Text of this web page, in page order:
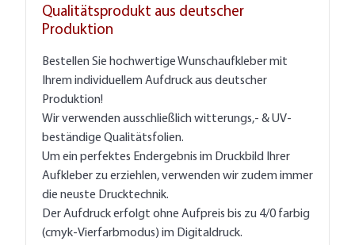
Qualitätsprodukt aus deutscher
Produktion
Bestellen Sie hochwertige Wunschaufkleber mit
Ihrem individuellem Aufdruck aus deutscher
Produktion!
Wir verwenden ausschließlich witterungs,- & UV-
beständige Qualitätsfolien.
Um ein perfektes Endergebnis im Druckbild Ihrer
Aufkleber zu erziehlen, verwenden wir zudem immer
die neuste Drucktechnik.
Der Aufdruck erfolgt ohne Aufpreis bis zu 4/0 farbig
(cmyk-Vierfarbmodus) im Digitaldruck.